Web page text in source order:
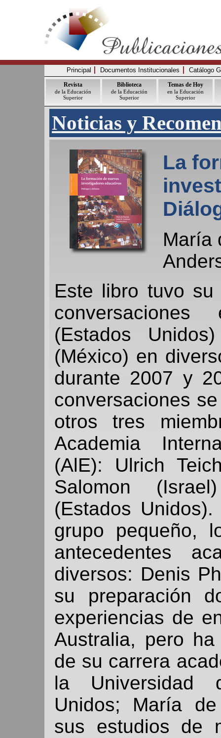
Principal Documentos Institucionales Catálogo
Revista
de la Educación
Superior
Biblioteca
de la Educación
Superior
Temas de Hoy
en la Educación
Superior
Noticias y
La
María
Este libro tuvo
(Estados
(México) en
durante 2007 y
conversaciones
otros tres
Academia
(AlE): Ulrich
Salomon
(Estados
grupo pequeño,
antecedentes
diversos: Denis
su preparación
experiencias de
Australia, pero
de su carrera
la Universidad
Unidos; María
sus estudios de